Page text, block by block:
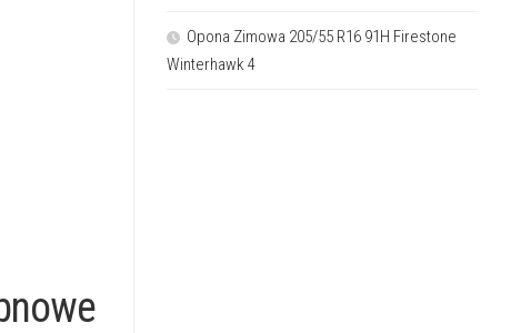
Opona Zimowa 205/55 R16 91H Firestone
Winterhawk 4